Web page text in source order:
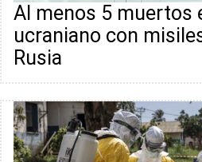
Al menos 5 muertos
ucraniano con
Rusia